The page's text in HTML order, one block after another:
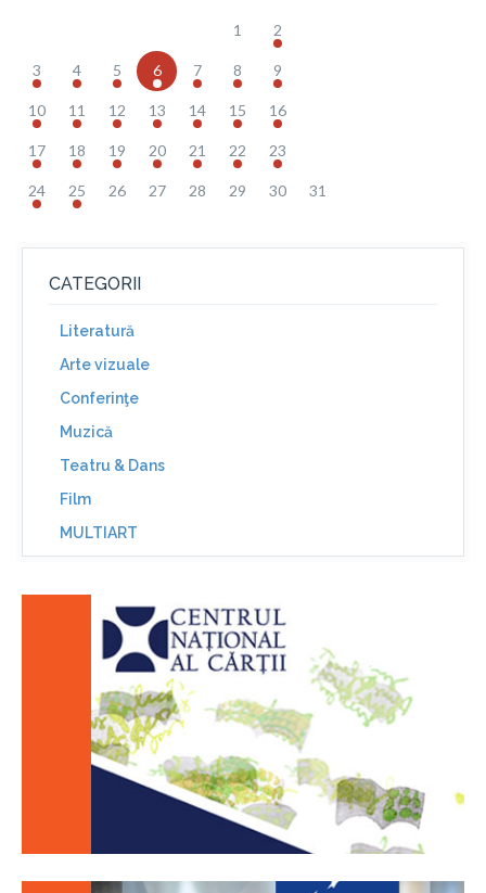
1 2
3 4 5 6 7 8 9
10 11 12 13 14 15 16
17 18 19 20 21 22 23
24 25 26 27 28 29 30 31
CATEGORII
Literatură
Arte vizuale
Conferinţe
Muzică
Teatru & Dans
Film
MULTIART